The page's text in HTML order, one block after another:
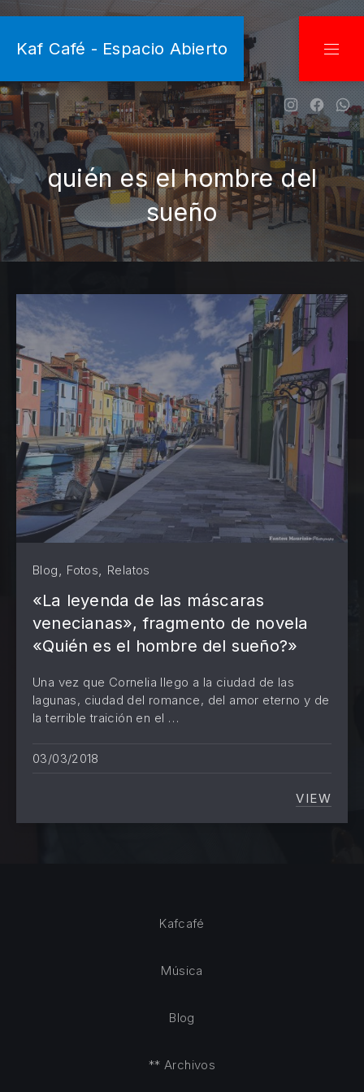
Kaf Café - Espacio Abierto
NewNew
quién es el hombre del
sueño
Blog, Fotos, Relatos
«La leyenda de las máscaras
venecianas», fragmento de novela
«Quién es el hombre del sueño?»
Una vez que Cornelia llego a la ciudad de las
lagunas, ciudad del romance, del amor eterno y de
la terrible traición en el …
03/03/2018
VIEW
«LA
Kafcafé
Música
Blog
** Archivos
PREVIOUS